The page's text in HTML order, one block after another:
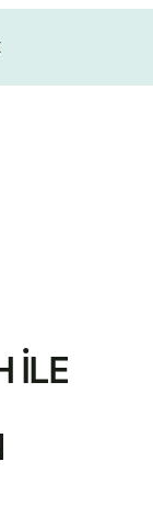
ILE